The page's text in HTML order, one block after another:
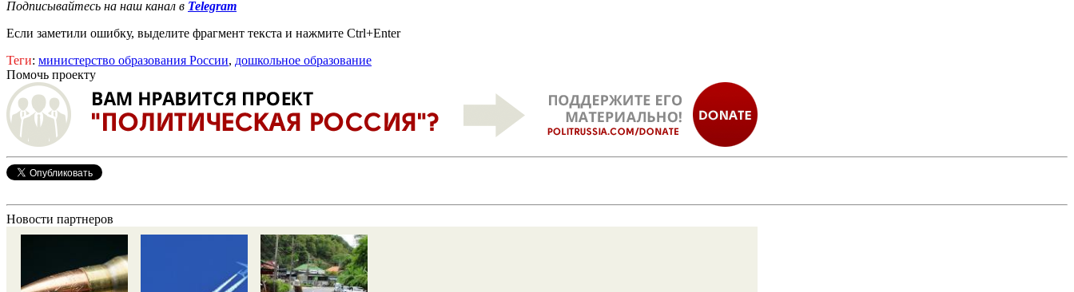
Подписывайтесь на наш канал в Telegram
Если заметили ошибку, выделите фрагмент текста и нажмите Ctrl+Enter
Теги: министерство образования России, дошкольное образование
Помочь проекту
Новости партнеров